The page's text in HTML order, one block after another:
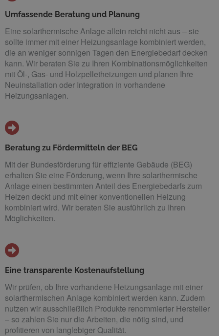
Umfassende Beratung und Planung
Eine solarthermische Anlage allein reicht nicht aus – sie
sollte immer mit einer Heizungsanlage kombiniert werden,
die an weniger sonnigen Tagen den Energiebedarf decken
kann. Wir beraten Sie zu Ihren Kombinationsmöglichkeiten
mit Öl-, Gas- und Holzpelletheizungen und planen Ihre
Neuinstallation oder Integration in vorhandene
Heizungsanlagen.
Beratung zu Fördermitteln der BEG
Mit der Bundesförderung für effiziente Gebäude (BEG)
erhalten Sie eine Förderung, wenn Ihre solarthermische
Anlage einen bestimmten Anteil des Energiebedarfs zum
Heizen deckt und mit einer konventionellen Heizung
kombiniert wird. Wir beraten Sie ausführlich zu Ihren
Möglichkeiten.
Eine transparente Kostenaufstellung
Wir prüfen, ob Ihre vorhandene Heizungsanlage mit einer
solarthermischen Anlage kombiniert werden kann. Zudem
nutzen wir ausschließlich Produkte renommierter Hersteller
– so zahlen Sie nur die Arbeiten, die nötig sind, und
profitieren von langlebiger Qualität.